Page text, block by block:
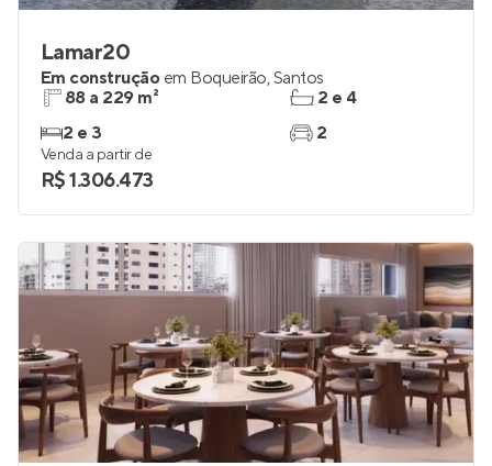
Lamar20
Em construção em Boqueirão,Santos
88 a 229 m²
2 e 3
2 e 4
2
Venda a partir de
R$ 1.306.473